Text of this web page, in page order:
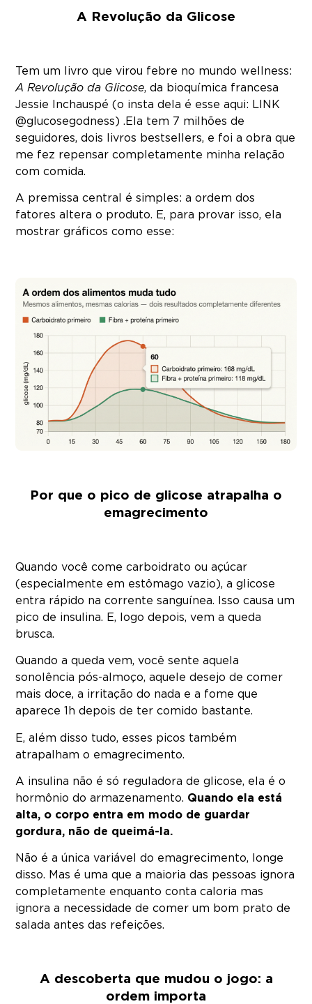
A Revolução da Glicose
Tem um livro que virou febre no mundo wellness:
A Revolução da Glicose, da bioquímica francesa
Jessie Inchauspé (o insta dela é esse aqui: LINK
@glucosegodness) .Ela tem 7 milhões de
seguidores, dois livros bestsellers, e foi a obra que
me fez repensar completamente minha relação
com comida.
A premissa central é simples: a ordem dos
fatores altera o produto. E, para provar isso, ela
mostrar gráficos como esse:
Por que o pico de glicose atrapalha o
emagrecimento
Quando você come carboidrato ou açúcar
(especialmente em estômago vazio), a glicose
entra rápido na corrente sanguínea. Isso causa um
pico de insulina. E, logo depois, vem a queda
brusca.
Quando a queda vem, você sente aquela
sonolência pós-almoço, aquele desejo de comer
mais doce, a irritação do nada e a fome que
aparece 1h depois de ter comido bastante.
E, além disso tudo, esses picos também
atrapalham o emagrecimento.
A insulina não é só reguladora de glicose, ela é o
hormônio do armazenamento. Quando ela está
alta, o corpo entra em modo de guardar
gordura, não de queimá-la.
Não é a única variável do emagrecimento, longe
disso. Mas é uma que a maioria das pessoas ignora
completamente enquanto conta caloria mas
ignora a necessidade de comer um bom prato de
salada antes das refeições.
A descoberta que mudou o jogo: a
ordem importa